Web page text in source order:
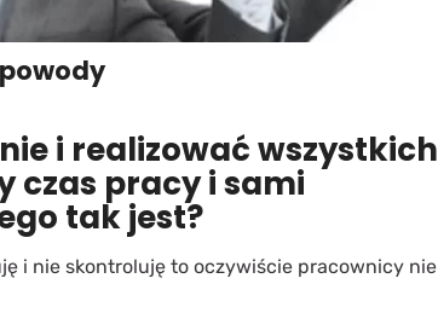
i realizować wszystkich
czas pracy i sami
tak jest?
i nie skontroluję to oczywiście pracownicy nie